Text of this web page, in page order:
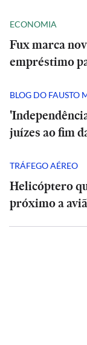
ECONOMIA
Fux marca
empréstimo
BLOG DO FAUSTO
juízes ao fim
TRÁFEGO AÉREO
Helicóptero
próximo a